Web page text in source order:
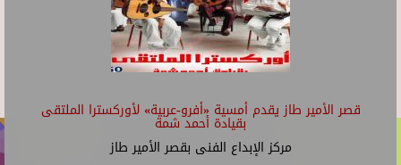
قصر الأمير طاز يقدم أمسية «أفرو-عربية» لأوركسترا الملتقى
بقيادة أحمد شمة
مركز الإبداع الفنى بقصر الأمير طاز